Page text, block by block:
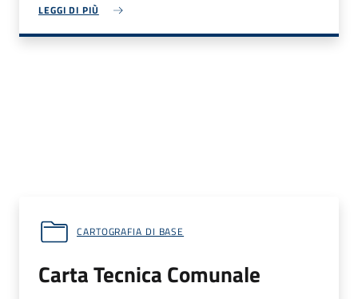
LEGGI DI PIÙ
CARTOGRAFIA DI BASE
Carta Tecnica Comunale